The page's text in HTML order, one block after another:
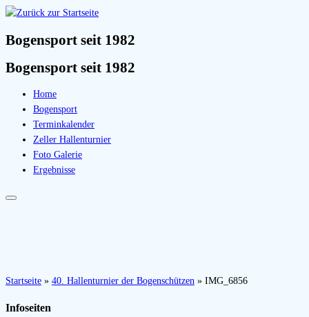
Bogensport seit 1982
Bogensport seit 1982
Home
Bogensport
Terminkalender
Zeller Hallenturnier
Foto Galerie
Ergebnisse
Startseite » 40. Hallenturnier der Bogenschützen » IMG_6856
Infoseiten